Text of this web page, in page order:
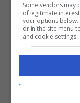
Visualizza
Some vendors may
of legitimate
your options below.
or in the site menu
and cookie settings.